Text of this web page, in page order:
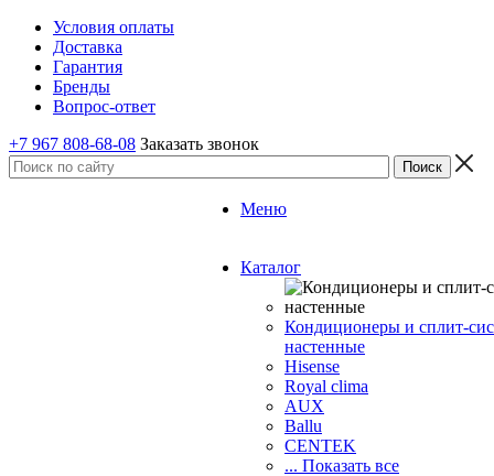
Условия оплаты
Доставка
Гарантия
Бренды
Вопрос-ответ
+7 967 808-68-08 Заказать звонок
Меню
Каталог
Кондиционеры и сплит-
настенные
Hisense
Royal clima
AUX
Ballu
CENTEK
... Показать все